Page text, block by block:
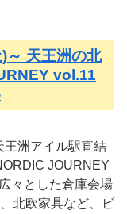
～ 天王洲の北
vol.11
王洲アイル駅直結
JOURNEY
々とした倉庫会場
北欧家具など、ビ